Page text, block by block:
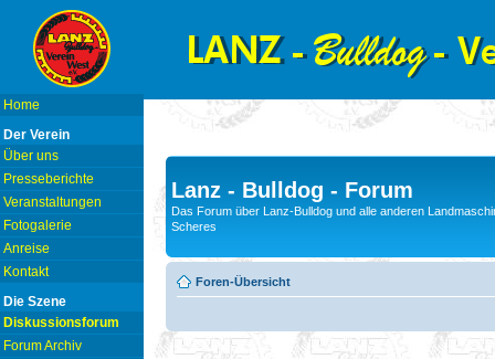
Home
Der Verein
Über uns
Presseberichte
Veranstaltungen
Fotogalerie
Anreise
Kontakt
Die Szene
Diskussionsforum
Forum Archiv
Lanz - Bulldog - Forum
Das Forum über Lanz-Bulldog und alle anderen
Scheres
Foren-Übersicht